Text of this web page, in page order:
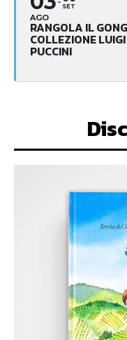
AGO
SET
RANGOLA IL
COLLEZIONE
PUCCINI